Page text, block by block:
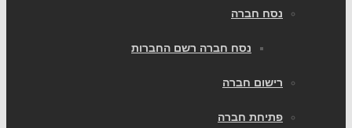
נסח חברה
נסח חברה רשם החברות
רישום חברה
פתיחת חברה